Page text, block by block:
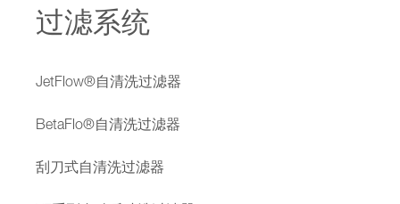
过滤系统
JetFlow®自清洗过滤器
BetaFlo®自清洗过滤器
刮刀式自清洗过滤器